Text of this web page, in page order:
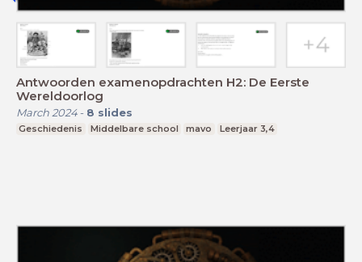
Antwoorden examenopdrachten H2: De Eerste
Wereldoorlog
March 2024- 8 slides
Geschiedenis Middelbare school mavo Leerjaar 3,4